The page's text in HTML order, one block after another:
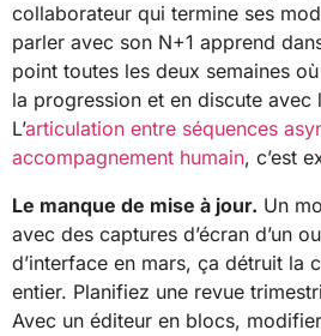
collaborateur qui termine ses
parler avec son N+1 apprend
point toutes les deux semaines
la progression et en discute avec
L’articulation entre séquences
accompagnement humain, c’est
Le manque de mise à jour. Un
avec des captures d’écran d’un
d’interface en mars, ça détruit la
entier. Planifiez une revue
Avec un éditeur en blocs,